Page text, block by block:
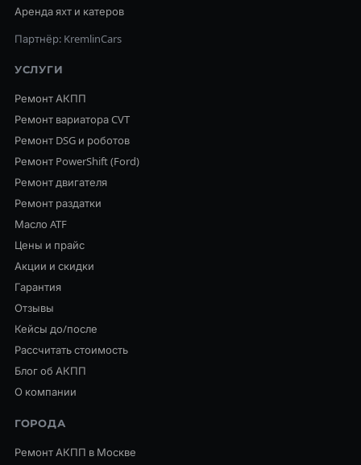
Аренда яхт и катеров
Партнёр: KremlinCars
УСЛУГИ
Ремонт АКПП
Ремонт вариатора CVT
Ремонт DSG и роботов
Ремонт PowerShift (Ford)
Ремонт двигателя
Ремонт раздатки
Масло ATF
Цены и прайс
Акции и скидки
Гарантия
Отзывы
Кейсы до/после
Рассчитать стоимость
Блог об АКПП
О компании
ГОРОДА
Ремонт АКПП в Москве